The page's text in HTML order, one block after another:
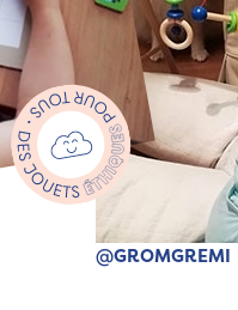
@GROMGREMI